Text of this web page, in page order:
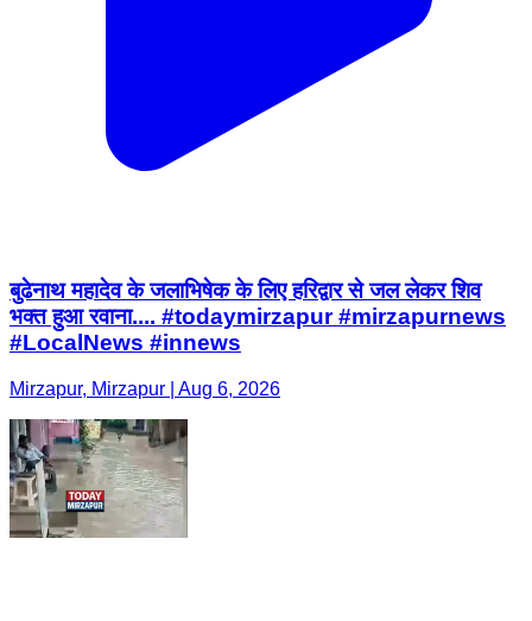
बुढेनाथ महादेव के जलाभिषेक के लिए हरिद्वार से जल लेकर शिव
भक्त हुआ रवाना.... #todaymirzapur #mirzapurnews
#LocalNews #innews
Mirzapur, Mirzapur | Aug 6, 2026